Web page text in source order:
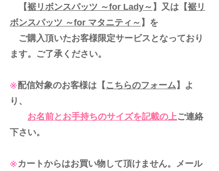
【裾リボンスパッツ ～for Lady～ 】 又は 【裾リ
ボンスパッツ ～for マタニティ～ 】 を
ご購入頂いたお客様限定サービスとなっており
ます。ご了承ください。
配信対象のお客様は 【 こちらのフォーム 】 よ
り、
お名前とお手持ちのサイズを記載の上ご連絡
下さい。
カートからはお買い物して頂けません。メール